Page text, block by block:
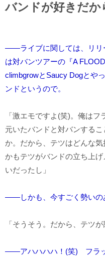
バンドが好きだか
――ライブに関しては、リリ
は対バンツアーの『A
climbgrowとSaucy Dogとや
ンドというので。
「激エモですよ(笑)。俺はフ
元いたバンドと対バンする
か。だから、テツはどんな
かもテツがバンドの立ち上
いだったし」
――しかも、今すごく勢いの
「そうそう。だから、テツ
――アハハハハ！(笑) フラッ